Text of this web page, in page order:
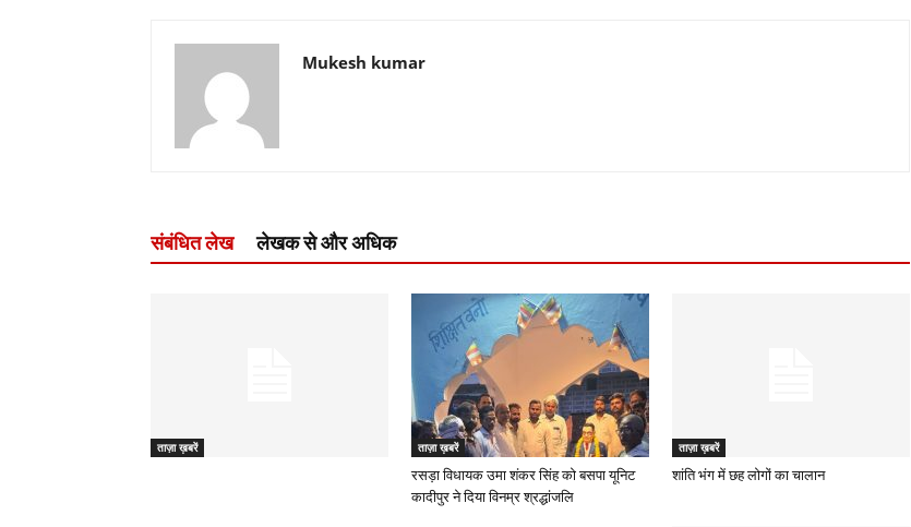
Mukesh kumar
संबंधित लेख लेखक से और अधिक
ताज़ा ख़बरें ताज़ा ख़बरें
रसड़ा विधायक उमा शंकर सिंह को बसपा यूनिट
कादीपुर ने दिया विनम्र श्रद्धांजलि
ताज़ा ख़बरें
शांति भंग में छह लोगों का चालान